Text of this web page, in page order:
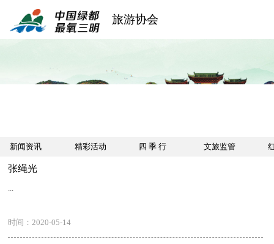
旅游协会
新闻资讯 精彩活动 四 季 行 文旅监管
张绳光
...
时间：2020-05-14